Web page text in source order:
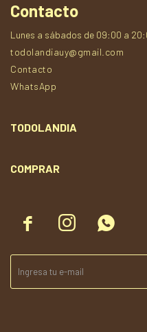
  
Contacto
Lunes a sábados de 09:00 a
todolandiauy@gmail.com
Contacto
WhatsApp
TODOLANDIA
COMPRAR